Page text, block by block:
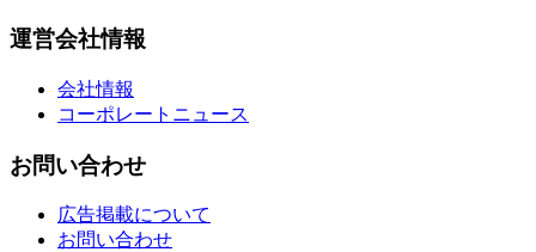
運営会社情報
会社情報
コーポレートニュース
お問い合わせ
広告掲載について
お問い合わせ